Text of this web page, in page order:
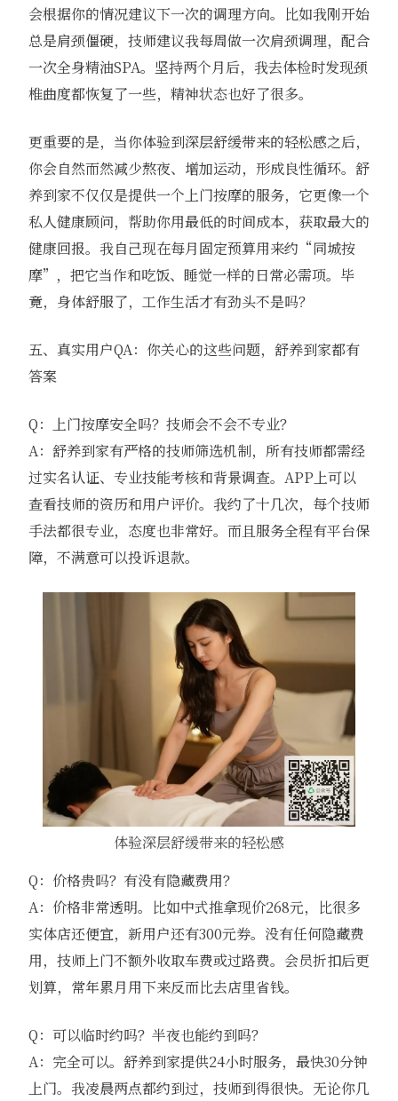
会根据你的情况建议下一次的调理方向。比如我刚开始
总是肩颈僵硬，技师建议我每周做一次肩颈调理，配合
一次全身精油SPA。坚持两个月后，我去体检时发现颈
椎曲度都恢复了一些，精神状态也好了很多。
更重要的是，当你体验到深层舒缓带来的轻松感之后，
你会自然而然减少熬夜、增加运动，形成良性循环。舒
养到家不仅仅是提供一个上门按摩的服务，它更像一个
私人健康顾问，帮助你用最低的时间成本，获取最大的
健康回报。我自己现在每月固定预算用来约“同城按
摩”，把它当作和吃饭、睡觉一样的日常必需项。毕
竟，身体舒服了，工作生活才有劲头不是吗？
五、真实用户QA：你关心的这些问题，舒养到家都有
答案
Q：上门按摩安全吗？技师会不会不专业？
A：舒养到家有严格的技师筛选机制，所有技师都需经
过实名认证、专业技能考核和背景调查。APP上可以
查看技师的资历和用户评价。我约了十几次，每个技师
手法都很专业，态度也非常好。而且服务全程有平台保
障，不满意可以投诉退款。
体验深层舒缓带来的轻松感
Q：价格贵吗？有没有隐藏费用？
A：价格非常透明。比如中式推拿现价268元，比很多
实体店还便宜，新用户还有300元券。没有任何隐藏费
用，技师上门不额外收取车费或过路费。会员折扣后更
划算，常年累月用下来反而比去店里省钱。
Q：可以临时约吗？半夜也能约到吗？
A：完全可以。舒养到家提供24小时服务，最快30分钟
上门。我凌晨两点都约到过，技师到得很快。无论你几